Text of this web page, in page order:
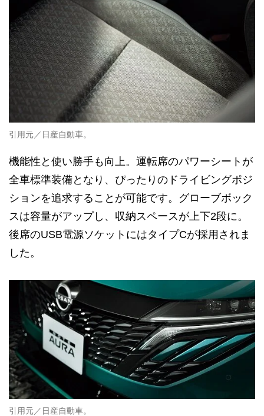
引用元／日産自動車。
機能性と使い勝手も向上。運転席のパワーシートが
全車標準装備となり、ぴったりのドライビングポジ
ションを追求することが可能です。グローブボック
スは容量がアップし、収納スペースが上下2段に。
後席のUSB電源ソケットにはタイプCが採用されま
した。
引用元／日産自動車。